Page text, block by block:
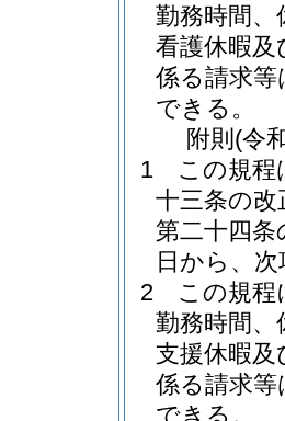
勤務時間
看護休暇及
係る請求
できる。
附則 (令
1
この規程
十三条の改
第二十四条
日から、
2
この規程
勤務時間
支援休暇及
係る請求
できる。